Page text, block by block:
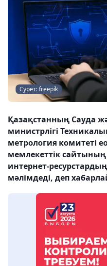
Сурет: freepik
Қазақстанның Сауда
министрлігі
метрология комитеті
мемлекеттік
интернет-
мәлімдеді, деп